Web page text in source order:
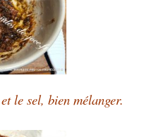
le sel, bien mélanger.